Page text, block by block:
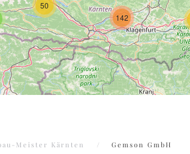
50
142
Meister Kärnten Gemson GmbH